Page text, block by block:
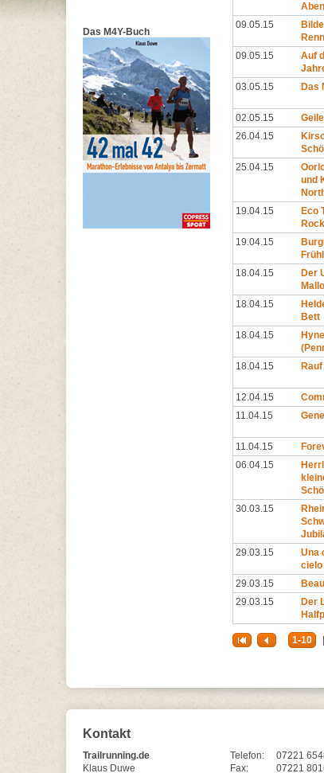
Das M4Y-Buch
09.05.15
09.05.15
Auf
03.05.15 Das
02.05.15
26.04.15
25.04.15
und
19.04.15
Eco
19.04.15
18.04.15
Der
18.04.15
Bett
18.04.15
18.04.15
12.04.15
11.04.15
11.04.15
06.04.15
30.03.15
29.03.15
Una
cielo
29.03.15
29.03.15
Der
1-10
Kontakt
Trailrunning.de
Klaus Duwe
Telefon:
07221
Fax:
07221